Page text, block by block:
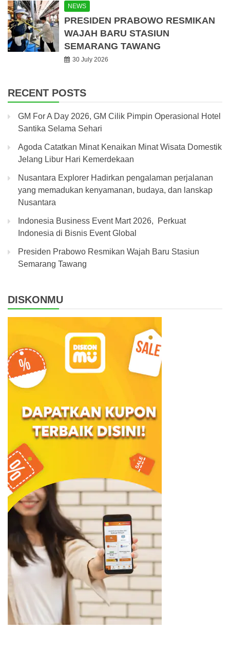
NEWS
PRESIDEN PRABOWO RESMIKAN
WAJAH BARU STASIUN
SEMARANG TAWANG
30 July 2026
RECENT POSTS
GM For A Day 2026, GM Cilik Pimpin Operasional Hotel
Santika Selama Sehari
Agoda Catatkan Minat Kenaikan Minat Wisata Domestik
Jelang Libur Hari Kemerdekaan
Nusantara Explorer Hadirkan pengalaman perjalanan
yang memadukan kenyamanan, budaya, dan lanskap
Nusantara
Indonesia Business Event Mart 2026, Perkuat
Indonesia di Bisnis Event Global
Presiden Prabowo Resmikan Wajah Baru Stasiun
Semarang Tawang
DISKONMU